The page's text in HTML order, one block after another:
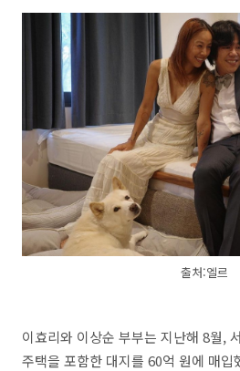
출처:엘르
이효리와 이상순 부부는 지난해 8월,
주택을 포함한 대지를 60억 원에 매입